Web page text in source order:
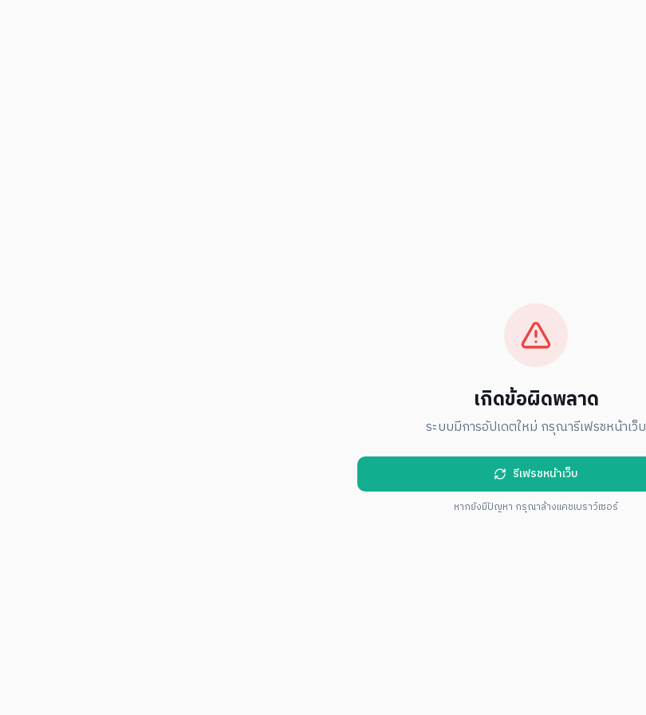
เกิดข้อผิดพลาด
ระบบมีการอัปเดตใหม่ กรุณารีเฟรชหน้าเว็บ
รีเฟรชหน้าเว็บ
หากยังมีปัญหา กรุณาล้างแคชเบราว์เซอร์